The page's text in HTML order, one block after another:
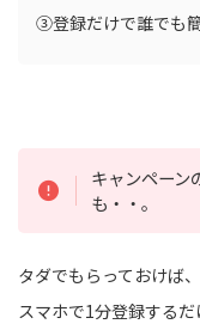
③登録だけで誰でも
キャンペーン
も・・。
タダでもらっておけば
スマホで1分登録するだ